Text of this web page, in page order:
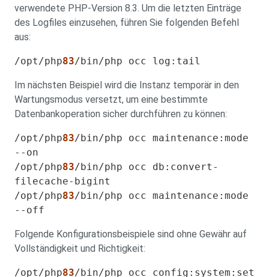
verwendete PHP-Version 8.3. Um die letzten Einträge
des Logfiles einzusehen, führen Sie folgenden Befehl
aus:
/opt/php83/bin/php occ log:tail
Im nächsten Beispiel wird die Instanz temporär in den
Wartungsmodus versetzt, um eine bestimmte
Datenbankoperation sicher durchführen zu können:
/opt/php83/bin/php occ maintenance:mode
--on
/opt/php83/bin/php occ db:convert-
filecache-bigint
/opt/php83/bin/php occ maintenance:mode
--off
Folgende Konfigurationsbeispiele sind ohne Gewähr auf
Vollständigkeit und Richtigkeit:
/opt/php83/bin/php occ config:system:set